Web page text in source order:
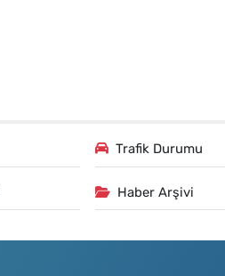
Trafik Durumu
Haber Arşivi